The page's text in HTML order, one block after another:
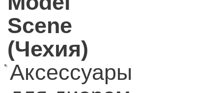
Scene
(Чехия)
Аксессуары